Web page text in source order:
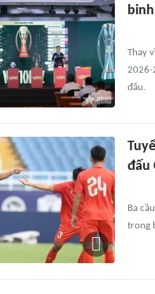
binh
Thay
2026-
đấu.
đấu
Ba
trong